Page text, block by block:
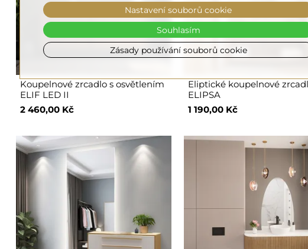
Koupelnové zrcadlo s osvětlením
ELIF LED II
2 460,00 Kč
Eliptické koupelnové
ELIPSA
1 190,00 Kč
Zásady používání souborů cookie
Nastavení souborů cookie
Souhlasím